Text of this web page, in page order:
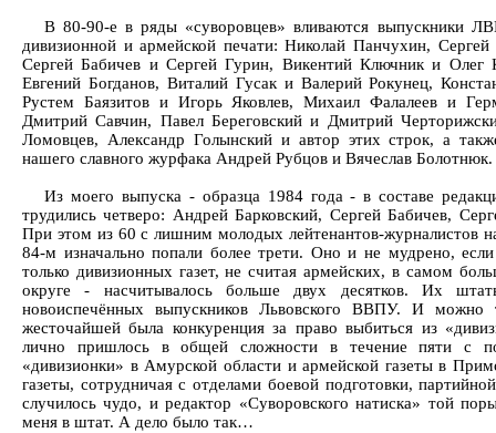
В 80-90-е в ряды «суворовцев» вливаются выпускники
дивизионной и армейской печати: Николай Панчухин,
Сергей Бабичев и Сергей Гурин, Викентий Ключник и Олег
Евгений Богданов, Виталий Гусак и Валерий Рокунец,
Рустем Баязитов и Игорь Яковлев, Михаил Фалалеев и
Дмитрий Савчин, Павел Береговский и Дмитрий
Ломовцев, Александр Голынский и автор этих строк, а
нашего славного журфака Андрей Рубцов и Вячеслав Болотнюк.
Из моего выпуска - образца 1984 года - в составе
трудились четверо: Андрей Барковский, Сергей Бабичев,
При этом из 60 с лишним молодых лейтенантов-журналистов
84-м изначально попали более трети. Оно и не мудрено,
только дивизионных газет, не считая армейских, в самом
округе - насчитывалось больше двух десятков. Их
новоиспечённых выпускников Львовского ВВПУ. И можно
жесточайшей была конкуренция за право выбиться из
лично пришлось в общей сложности в течение пяти с
«дивизионки» в Амурской области и армейской газеты в
газеты, сотрудничая с отделами боевой подготовки,
случилось чудо, и редактор «Суворовского натиска» той
меня в штат. А дело было так…